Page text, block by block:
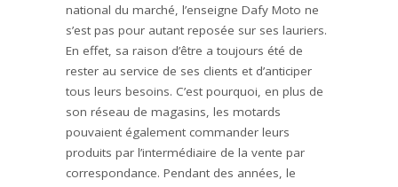
national du marché, l’enseigne Dafy Moto ne
s’est pas pour autant reposée sur ses lauriers.
En effet, sa raison d’être a toujours été de
rester au service de ses clients et d’anticiper
tous leurs besoins. C’est pourquoi, en plus de
son réseau de magasins, les motards
pouvaient également commander leurs
produits par l’intermédiaire de la vente par
correspondance. Pendant des années, le